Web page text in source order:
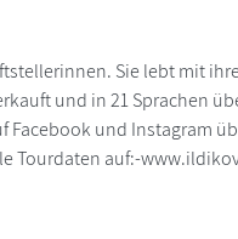
Sie lebt mit
und in 21 Sprachen
und Instagram
Tourdaten auf:-